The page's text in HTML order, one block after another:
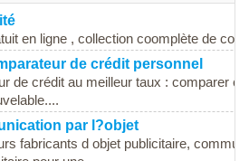
en ligne , collection coomplète de
de crédit personnel
de crédit au meilleur taux : comparer
par l?objet
fabricants d objet publicitaire,